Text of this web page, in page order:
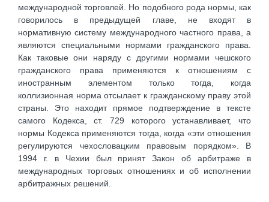
международной торговлей. Но подобного рода нормы, как
говорилось в предыдущей главе, не входят в
нормативную систему международного частного права, а
являются специальными нормами гражданского права.
Как таковые они наряду с другими нормами чешского
гражданского права применяются к отношениям с
иностранным элементом только тогда, когда
коллизионная норма отсылает к гражданскому праву этой
страны. Это находит прямое подтверждение в тексте
самого Кодекса, ст. 729 которого устанавливает, что
нормы Кодекса применяются тогда, когда «эти отношения
регулируются чехословацким правовым порядком». В
1994 г. в Чехии был принят Закон об арбитраже в
международных торговых отношениях и об исполнении
арбитражных решений.